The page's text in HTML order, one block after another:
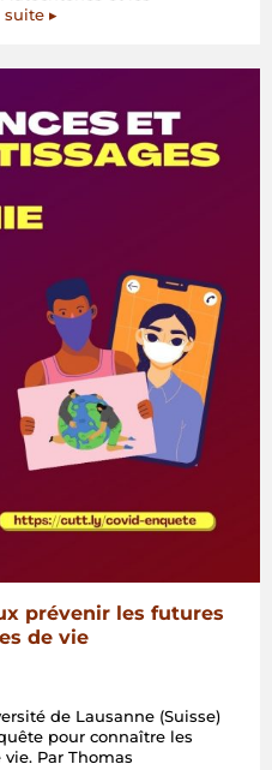
suite ▸
prévenir les futures
de vie
de Lausanne (Suisse)
pour connaître les
Par Thomas